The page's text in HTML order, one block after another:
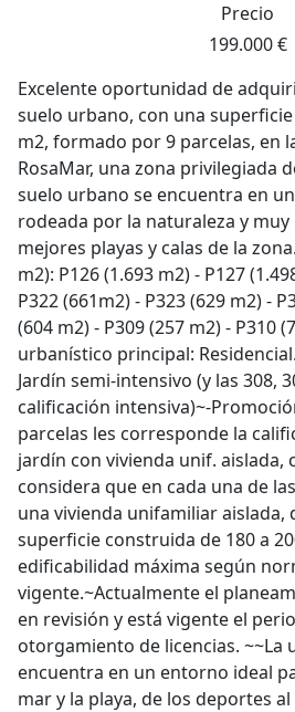
Precio
199.000 €
Excelente oportunidad de
suelo urbano, con una
m2, formado por 9 parcelas, en
RosaMar, una zona privilegiada
suelo urbano se encuentra en
rodeada por la naturaleza y muy
mejores playas y calas de la
m2): P126 (1.693 m2) - P127
P322 (661m2) - P323 (629 m2) -
(604 m2) - P309 (257 m2) - P310
urbanístico principal:
Jardín semi-intensivo (y las 308,
calificación intensiva)~-
parcelas les corresponde la
jardín con vivienda unif. aislada,
considera que en cada una de
una vivienda unifamiliar aislada,
superficie construida de 180 a
edificabilidad máxima según
vigente.~Actualmente el
en revisión y está vigente el
otorgamiento de licencias. ~~La
encuentra en un entorno ideal
mar y la playa, de los deportes